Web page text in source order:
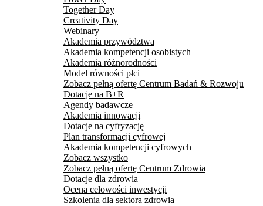
Together Day
Creativity Day
Webinary
Akademia przywództwa
Akademia kompetencji osobistych
Akademia różnorodności
Model równości płci
Zobacz pełną ofertę Centrum Badań & Rozwoju
Dotacje na B+R
Agendy badawcze
Akademia innowacji
Dotacje na cyfryzację
Plan transformacji cyfrowej
Akademia kompetencji cyfrowych
Zobacz wszystko
Zobacz pełną ofertę Centrum Zdrowia
Dotacje dla zdrowia
Ocena celowości inwestycji
Szkolenia dla sektora zdrowia